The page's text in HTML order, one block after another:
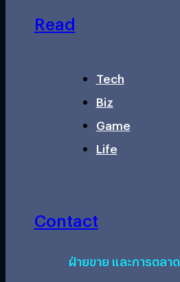
Read
Tech
Biz
Game
Life
Contact
ฝ่ายขาย และการตลาด